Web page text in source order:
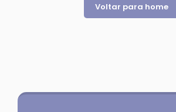
Voltar para home